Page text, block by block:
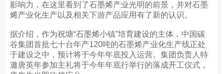
影响力，在这里看到了石墨烯产业光明的前景，并对石墨
烯产业化生产以及相关下游产品应用有了新的认识。
据介绍，作为祝塘“石墨烯小镇”培育建设的主体，中国碳
谷集团首批七十台年产120吨的石墨烯产业化生产线正处
于建设之中，预计将于今年年底投入运营。集团负责人特
邀唐英年参加主礼将于今年年底行举行的落成开工仪式，